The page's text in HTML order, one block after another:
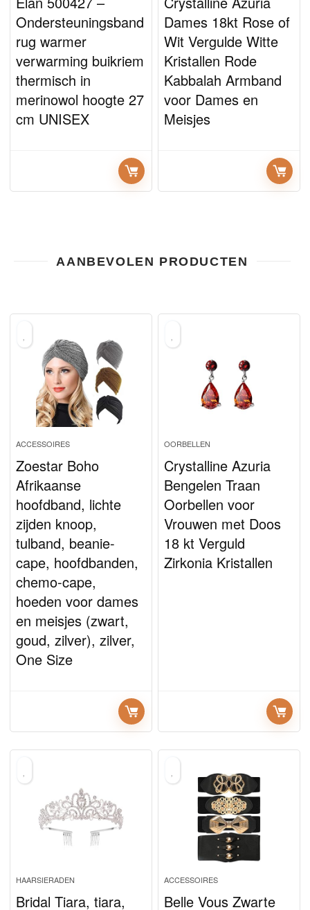
Ondersteuningsband
rug warmer
verwarming buikriem
thermisch in
merinowol hoogte 27
cm UNISEX
Dames 18kt Rose of
Wit Vergulde Witte
Kristallen Rode
Kabbalah Armband
voor Dames en
Meisjes
AANBEVOLEN PRODUCTEN
ACCESSOIRES
Zoestar Boho
Afrikaanse
hoofdband, lichte
zijden knoop,
tulband, beanie-
cape, hoofdbanden,
chemo-cape,
hoeden voor dames
en meisjes (zwart,
goud, zilver), zilver,
One Size
OORBELLEN
Crystalline Azuria
Bengelen Traan
Oorbellen voor
Vrouwen met Doos
18 kt Verguld
Zirkonia Kristallen
HAARSIERADEN
Bridal Tiara, tiara,
ACCESSOIRES
Belle Vous Zwarte